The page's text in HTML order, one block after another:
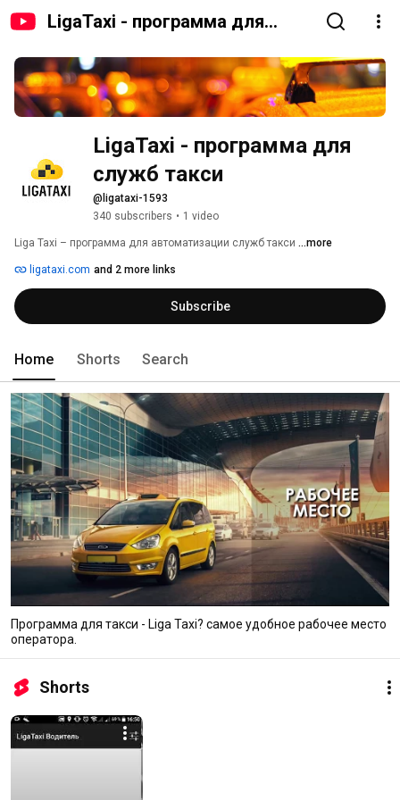
LigaTaxi - программа для
LigaTaxi - программа для
служб такси
@ligataxi-1593
340 subscribers • 1 video
Liga Taxi – программа для автоматизации служб такси ...more
ligataxi.com and 2 more links
Subscribe
Home Shorts Search
Программа для такси - Liga Taxi? самое удобное рабочее место
оператора.
Shorts